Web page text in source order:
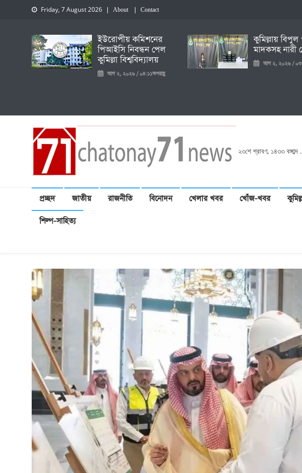
Friday, 7 August 2026 About Contact
ইউরোপীয় কমিশনের
পিআইসি নিবন্ধন পেল
কুমিল্লা বিশ্ববিদ্যালয়
আগ ২, ২০২৬ / ০৪:১১অপরাহ্ণ
কুমিল্লায় বিপুল
মাদকসহ নারী
আগ ২, ২০২৬ /
২৩শে শ্রাবণ, ১৪৩৩
প্রচ্ছদ জাতীয় রাজনীতি বিনোদন খেলার খবর খোঁজ-খবর
শিল্প-সাহিত্য